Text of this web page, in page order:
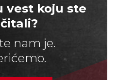
vest koju ste
nam je.